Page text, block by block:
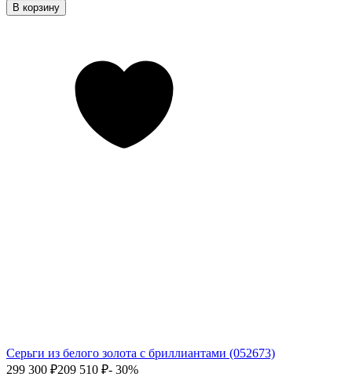
В корзину
Серьги из белого золота с бриллиантами (052673)
299 300 ₽209 510 ₽- 30%